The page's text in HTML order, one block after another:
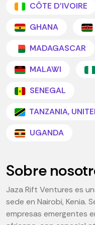
CÔTE D'IVOIRE
GHANA
MADAGASCAR
MALAWI
SENEGAL
TANZANIA,
UGANDA
Sobre
Jaza Rift Ventures es
sede en Nairobi, Kenia.
empresas emergentes